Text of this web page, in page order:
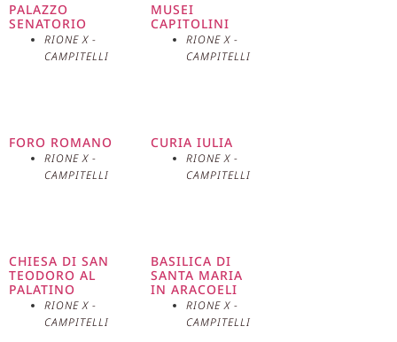
PALAZZO
SENATORIO
RIONE X -
CAMPITELLI
MUSEI
CAPITOLINI
RIONE X -
CAMPITELLI
FORO ROMANO
RIONE X -
CAMPITELLI
CURIA IULIA
RIONE X -
CAMPITELLI
CHIESA DI SAN
TEODORO AL
PALATINO
RIONE X -
CAMPITELLI
BASILICA DI
SANTA MARIA
IN ARACOELI
RIONE X -
CAMPITELLI